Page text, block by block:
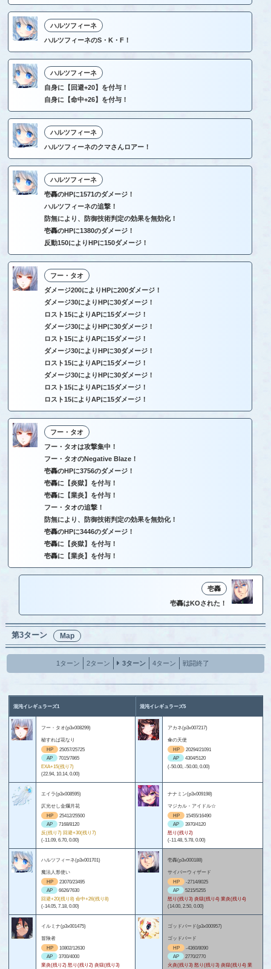
ハルツフィーネ
ハルツフィーネのS・K・F！
ハルツフィーネ
自身に【回避+20】を付与！
自身に【命中+26】を付与！
ハルツフィーネ
ハルツフィーネのクマさんロアー！
ハルツフィーネ
壱轟のHPに1571のダメージ！
ハルツフィーネの追撃！
防無により、防御技術判定の効果を無効化！
壱轟のHPに1380のダメージ！
反動150によりHPに150ダメージ！
フー・タオ
ダメージ200によりHPに200ダメージ！
ダメージ30によりHPに30ダメージ！
ロスト15によりAPに15ダメージ！
ダメージ30によりHPに30ダメージ！
ロスト15によりAPに15ダメージ！
ダメージ30によりHPに30ダメージ！
ロスト15によりAPに15ダメージ！
ダメージ30によりHPに30ダメージ！
ロスト15によりAPに15ダメージ！
ロスト15によりAPに15ダメージ！
フー・タオ
フー・タオは攻撃集中！
フー・タオのNegative Blaze！
壱轟のHPに3756のダメージ！
壱轟に【炎獄】を付与！
壱轟に【業炎】を付与！
フー・タオの追撃！
防無により、防御技術判定の効果を無効化！
壱轟のHPに3446のダメージ！
壱轟に【炎獄】を付与！
壱轟に【業炎】を付与！
壱轟
壱轟はKOされた！
第3ターン Map
1ターン 2ターン 3ターン 4ターン 戦闘終了
混沌イレギュラーズ1 混沌イレギュラーズ5
フー・タオ(p3x008299)
秘すれば花なり
HP
25057/25725
AP
7015/7865
EXA+15(残り7)
(22.94, 10.14, 0.00)
アカネ(p3x007217)
傘の天使
HP
20294/21091
AP
4304/5120
(-50.00, -50.00, 0.00)
エイラ(p3x008595)
仄光せし金爛月花
HP
25412/25500
AP
7168/8120
反(残り7) 回避+30(残り7)
(-11.09, 6.70, 0.00)
ナナミン(p3x009198)
マジカル・アイドル☆
HP
15455/16490
AP
3970/4120
怒り(残り2)
(-11.48, 5.78, 0.00)
ハルツフィーネ(p3x001701)
魔法人形使い
HP
23070/23495
AP
6626/7630
回避+20(残り8) 命中+26(残り8)
(-14.05, 7.18, 0.00)
壱轟(p3x000188)
サイバーウィザード
HP
-2714/8025
AP
5215/5255
怒り(残り3) 炎獄(残り4) 業炎(残り4)
(14.00, 2.50, 0.00)
イルミナ(p3x001475)
冒険者
HP
10802/12630
AP
3700/4000
業炎(残り2) 怒り(残り2) 炎獄(残り3)
ゴッドバード(p3x000957)
ゴッドバード
HP
-4360/8090
AP
2770/2770
火炎(残り3) 怒り(残り3) 炎獄(残り4) 業